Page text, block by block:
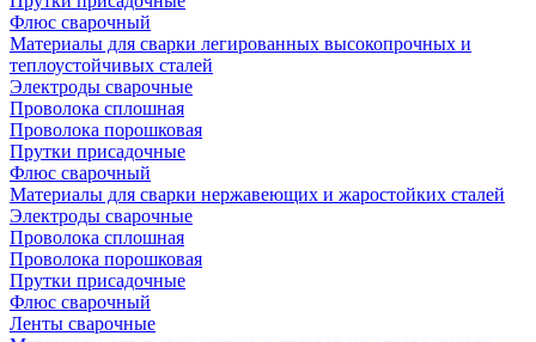
Флюс сварочный
Материалы для сварки легированных высокопрочных и
теплоустойчивых сталей
Электроды сварочные
Проволока сплошная
Проволока порошковая
Прутки присадочные
Флюс сварочный
Материалы для сварки нержавеющих и жаростойких сталей
Электроды сварочные
Проволока сплошная
Проволока порошковая
Прутки присадочные
Флюс сварочный
Ленты сварочные